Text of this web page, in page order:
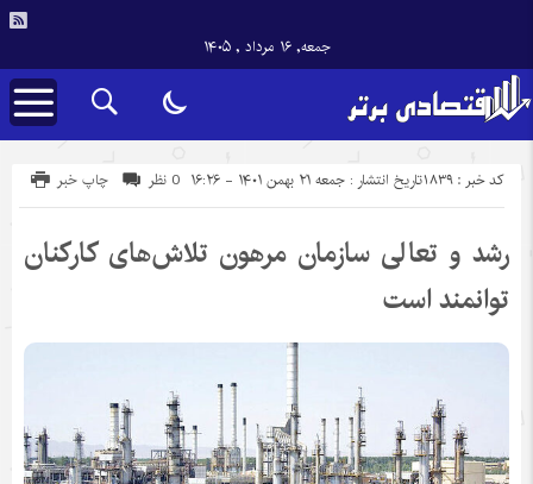
جمعه, ۱۶ مرداد , ۱۴۰۵
تاریخ انتشار : جمعه ۲۱ بهمن ۱۴۰۱ - ۱۶:۲۶ کد خبر : 1839 چاپ خبر 0 نظر
رشد و تعالی سازمان مرهون تلاش‌های کارکنان
توانمند است